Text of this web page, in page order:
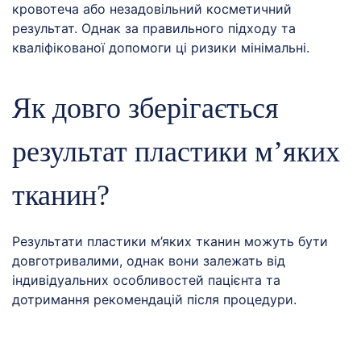
кровотеча або незадовільний косметичний
результат. Однак за правильного підходу та
кваліфікованої допомоги ці ризики мінімальні.
Як довго зберігається
результат пластики м’яких
тканин?
Результати пластики м’яких тканин можуть бути
довготривалими, однак вони залежать від
індивідуальних особливостей пацієнта та
дотримання рекомендацій після процедури.